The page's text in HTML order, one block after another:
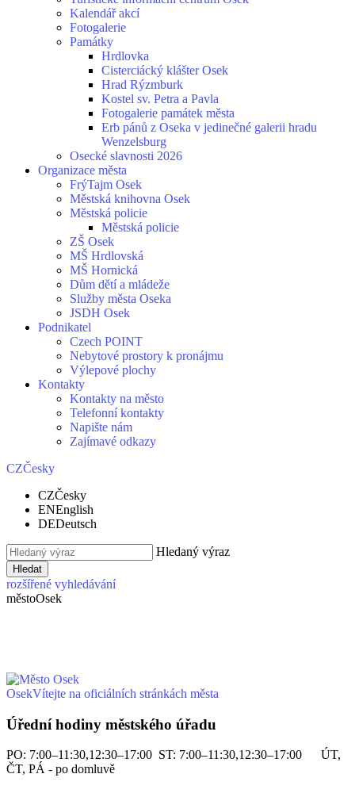
Kalendář akcí
Fotogalerie
Památky
Hrdlovka
Cisterciácký klášter Osek
Hrad Rýzmburk
Kostel sv. Petra a Pavla
Fotogalerie památek města
Erb pánů z Oseka v jedinečné galerii hradu
Wenzelsburg
Osecké slavnosti 2026
Organizace města
FrýTajm Osek
Městská knihovna Osek
Městská policie
Městská policie
ZŠ Osek
MŠ Hrdlovská
MŠ Hornická
Dům dětí a mládeže
Služby města Oseka
JSDH Osek
Podnikatel
Czech POINT
Nebytové prostory k pronájmu
Výlepové plochy
Kontakty
Kontakty na město
Telefonní kontakty
Napište nám
Zajímavé odkazy
CZČesky
CZČesky
ENEnglish
DEDeutsch
Hledaný výraz
Hledat
rozšířené vyhledávání
městoOsek
OsekVítejte na oficiálních stránkách města
Úřední hodiny městského úřadu
PO: 7:00–11:30,12:30–17:00 ST: 7:00–11:30,12:30–17:00 ÚT,
ČT, PÁ - po domluvě